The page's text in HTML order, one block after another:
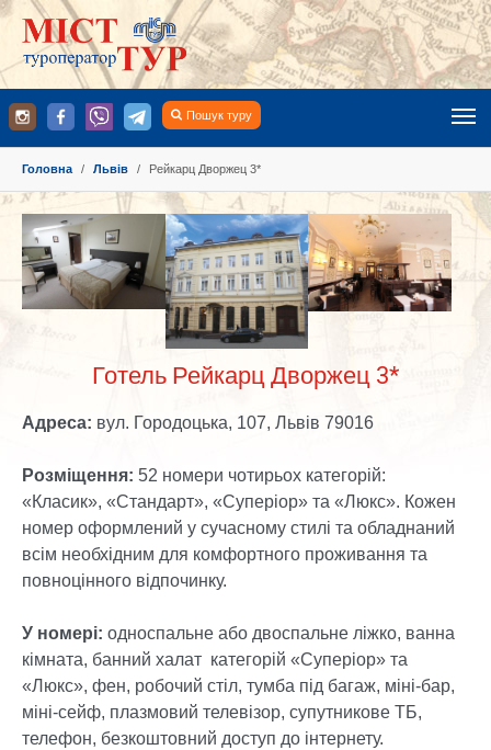
Пошук туру
Головна
Львів Рейкарц Дворжец 3*
Готель Рейкарц Дворжец 3*
Адреса: вул. Городоцька, 107, Львів 79016
Розміщення: 52 номери чотирьох категорій:
«Класик», «Стандарт», «Суперіор» та «Люкс». Кожен
номер оформлений у сучасному стилі та обладнаний
всім необхідним для комфортного проживання та
повноцінного відпочинку.
У номері: односпальне або двоспальне ліжко, ванна
кімната, банний халат категорій «Суперіор» та
«Люкс», фен, робочий стіл, тумба під багаж, міні-бар,
міні-сейф, плазмовий телевізор, супутникове ТБ,
телефон, безкоштовний доступ до інтернету.